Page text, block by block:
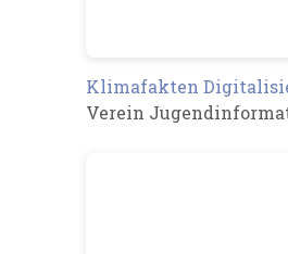
Klimafakten
Verein